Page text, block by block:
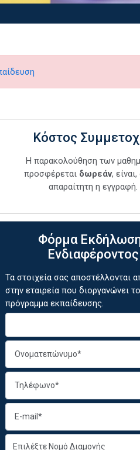
Κόστος
Η παρακολούθηση των
προσφέρεται δωρεάν,
απαραίτητη η εγγραφή.
Φόρμα
Ενδιαφέροντος
Τα στοιχεία σας αποστέλλονται
στην εταιρεία που διοργανώνει το
πρόγραμμα εκπαίδευσης.